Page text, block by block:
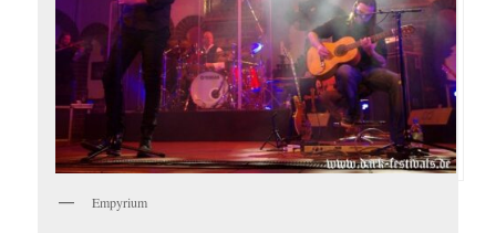
Empyrium